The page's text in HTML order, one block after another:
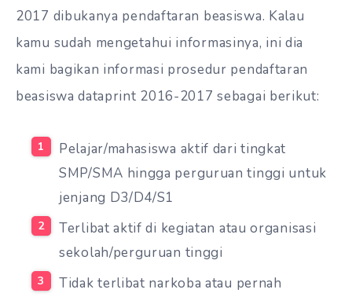
2017 dibukanya pendaftaran beasiswa. Kalau
kamu sudah mengetahui informasinya, ini dia
kami bagikan informasi prosedur pendaftaran
beasiswa dataprint 2016-2017 sebagai berikut:
Pelajar/mahasiswa aktif dari tingkat
SMP/SMA hingga perguruan tinggi untuk
jenjang D3/D4/S1
Terlibat aktif di kegiatan atau organisasi
sekolah/perguruan tinggi
Tidak terlibat narkoba atau pernah